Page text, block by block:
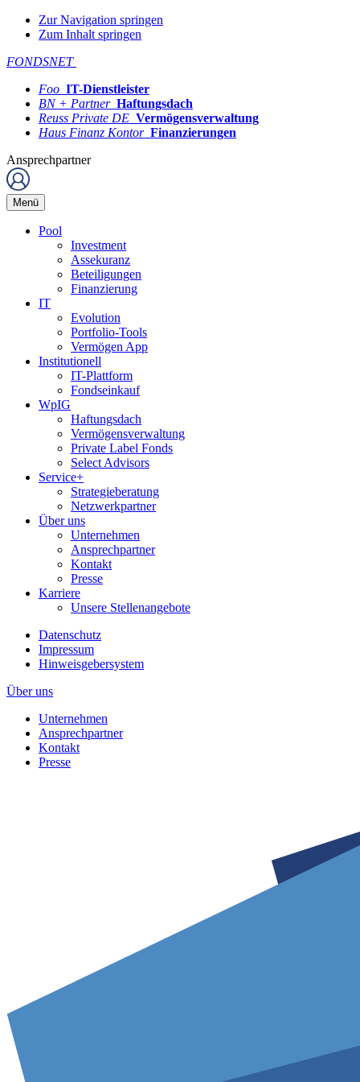
Zur Navigation springen
Zum Inhalt springen
FONDSNET
Foo IT-Dienstleister
BN + Partner Haftungsdach
Reuss Private DE Vermögensverwaltung
Haus Finanz Kontor Finanzierungen
Ansprechpartner
Menü
Pool
Investment
Assekuranz
Beteiligungen
Finanzierung
IT
Evolution
Portfolio-Tools
Vermögen App
Institutionell
IT-Plattform
Fondseinkauf
WpIG
Haftungsdach
Vermögensverwaltung
Private Label Fonds
Select Advisors
Service+
Strategieberatung
Netzwerkpartner
Über uns
Unternehmen
Ansprechpartner
Kontakt
Presse
Karriere
Unsere Stellenangebote
Datenschutz
Impressum
Hinweisgebersystem
Über uns
Unternehmen
Ansprechpartner
Kontakt
Presse